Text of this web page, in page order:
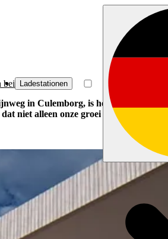
bei Ladestationen
in Culemborg, is het nu tijd voor
niet alleen onze groei ondersteunt,